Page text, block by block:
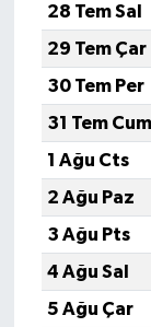
28 Tem Sal
29 Tem Çar
30 Tem Per
31 Tem Cum
1 Ağu Cts
2 Ağu Paz
3 Ağu Pts
4 Ağu Sal
5 Ağu Çar
ÇEK
KİTAP
OTOMOBİL
MİZAH
TARİH